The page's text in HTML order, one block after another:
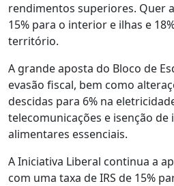
rendimentos superiores. Quer
15% para o interior e ilhas e
território.
A grande aposta do Bloco de
evasão fiscal, bem como
descidas para 6% na
telecomunicações e isenção
alimentares essenciais.
A Iniciativa Liberal continua a
com uma taxa de IRS de 15%